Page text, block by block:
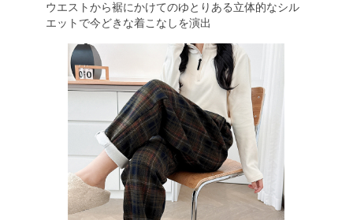
ウエストから裾にかけてのゆとりある立体的なシル
エットで今どきな着こなしを演出